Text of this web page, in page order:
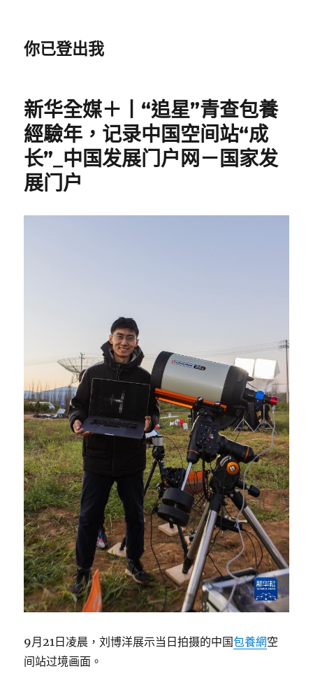
你已登出我
新华全媒＋丨“追星”青查包養
經驗年，记录中国空间站“成
长”_中国发展门户网－国家发
展门户
9月21日凌晨，刘博洋展示当日拍摄的中国包養網空
间站过境画面。